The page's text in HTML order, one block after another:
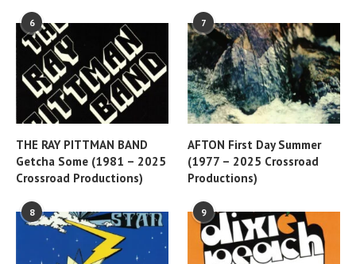
6
THE RAY PITTMAN BAND
Getcha Some (1981 – 2025
Crossroad Productions)
7
AFTON First Day Summer
(1977 – 2025 Crossroad
Productions)
8 9